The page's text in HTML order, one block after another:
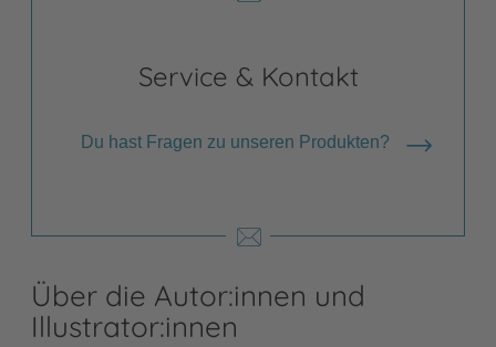
Service & Kontakt
Du hast Fragen zu unseren Produkten?
Über die Autor:innen und
Illustrator:innen